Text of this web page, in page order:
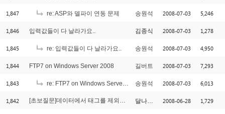
1,847 re: ASP와 델파이 연동 문제 송원석 2008-07-03 5,246
1,846 입력값들이 다 날라가요.. 김종식 2008-07-03 1,278
1,845 re: 입력값들이 다 날라가요.. 송원석 2008-07-03 4,950
1,844 FTP7 on Windows Server 2008 길버트 2008-07-03 7,293
1,843 re: FTP7 on Windows Server 2008 송원석 2008-07-03 6,013
1,842 [초보질문]데이터에서 태그를 제외한 텍스트만 가져오기 [1]
달나라행님 2008-06-28 1,729